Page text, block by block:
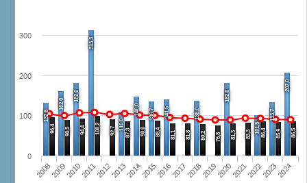
132,6
162,0
182,0
313,3
110,0
148,0 136,7 141,5 138,0
182,0
101,5
133,7
207,0
96,4 90,5 94,4 100,2 92,7 87,3 90,0 88,4 81,1 81,8 80,2 76,8 81,3 83,3 86,4 85,9 86,5
20082009201020112012201320142015201620172018201920202021202220232024
0
100
200
300